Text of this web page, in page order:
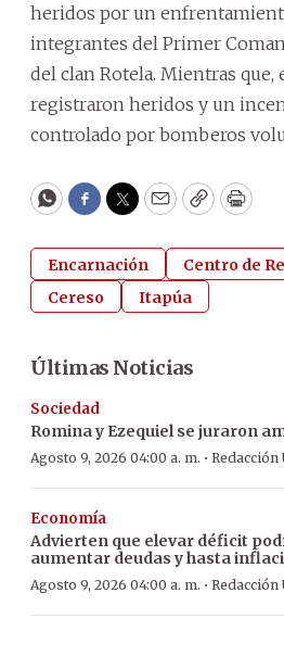
heridos por un
integrantes del Primer
del clan Rotela. Mientras que,
registraron heridos y un
controlado por bomberos
WhatsApp
Facebook
Twitter
EmailCopyPrint
Encarnación
Centro de
Cereso
Itapúa
Últimas Noticias
Sociedad
Romina y Ezequiel se juraron
Agosto 9, 2026 04:00 a. m. · Redacción
Economía
Advierten que elevar déficit
aumentar deudas y hasta
Agosto 9, 2026 04:00 a. m. · Redacción